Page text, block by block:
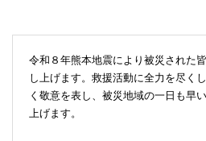
令和８年熊本地震により被災された
し上げます。救援活動に全力を尽く
く敬意を表し、被災地域の一日も早
上げます。